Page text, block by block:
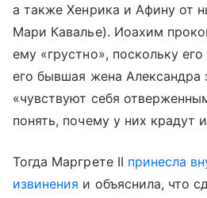
а также Хенрика и Афину от
Мари Кавалье). Иоахим
ему «грустно», поскольку
его бывшая жена Александра
«чувствуют себя
понять, почему у них крадут
Тогда Маргрете II принесла
извинения и объяснила, что